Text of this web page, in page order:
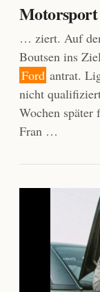
Motorsport
… ziert. Auf
Boutsen ins
Ford antrat.
nicht
Wochen später
Fran …